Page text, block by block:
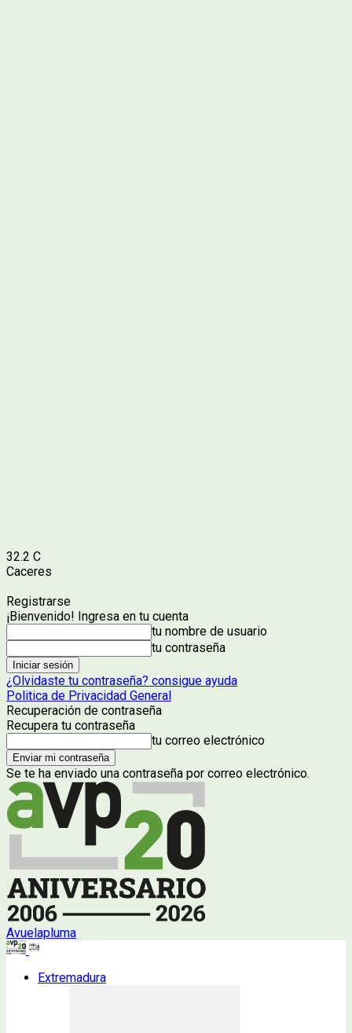
32.2 C
Caceres
Registrarse
¡Bienvenido! Ingresa en tu cuenta
tu nombre de usuario
tu contraseña
¿Olvidaste tu contraseña? consigue ayuda
Politica de Privacidad General
Recuperación de contraseña
Recupera tu contraseña
tu correo electrónico
Se te ha enviado una contraseña por correo electrónico.
Avuelapluma
Extremadura